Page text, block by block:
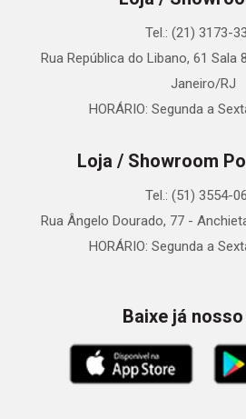
Tel.: (21) 3173-
Rua República do Libano, 61 Sala
Janeiro/RJ
HORÁRIO: Segunda a
Loja / Showroom
Tel.: (51) 3554-
Rua Ângelo Dourado, 77 -
HORÁRIO: Segunda a
Baixe já